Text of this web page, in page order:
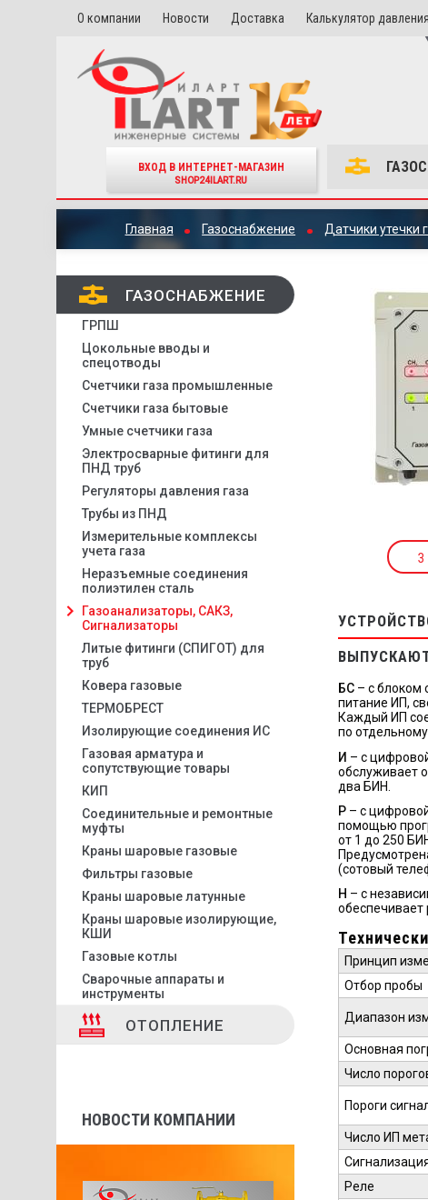
О компании Новости Доставка Калькулятор давления
ВХОД В ИНТЕРНЕТ-МАГАЗИН
SHOP24ILART.RU
Главная Газоснабжение Датчики утечки
ГАЗОСНАБЖЕНИЕ
ГРПШ
Цокольные вводы и
спецотводы
Счетчики газа промышленные
Счетчики газа бытовые
Умные счетчики газа
Электросварные фитинги для
ПНД труб
Регуляторы давления газа
Трубы из ПНД
Измерительные комплексы
учета газа
Неразъемные соединения
полиэтилен сталь
Газоанализаторы, САКЗ,
Сигнализаторы
Литые фитинги (СПИГОТ) для
труб
Ковера газовые
ТЕРМОБРЕСТ
Изолирующие соединения ИС
Газовая арматура и
сопутствующие товары
КИП
Соединительные и ремонтные
муфты
Краны шаровые газовые
Фильтры газовые
Краны шаровые латунные
Краны шаровые изолирующие,
КШИ
Газовые котлы
Сварочные аппараты и
инструменты
ОТОПЛЕНИЕ
НОВОСТИ КОМПАНИИ
БС– с блоком
питание ИП,
Каждый ИП
по
И – с
обслуживает
два БИН.
Р– с
помощью
от 1 до 250
(сотовый
Н – с
обеспечивает
Принцип
Отбор пробы
Диапазон
Основная
Число
Пороги
Число ИП
Реле